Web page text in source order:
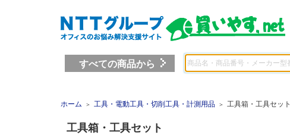
すべての商品から
ホーム ＞ 工具・電動工具・切削工具・計測用品 ＞ 工具箱・工具セット
工具箱・工具セット